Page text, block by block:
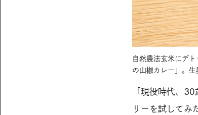
自然農法玄米にデ
の山椒カレー」。生
「現役時代、
リーを試してみ